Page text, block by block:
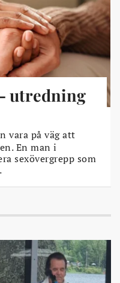
utredning
vara på väg att
En man i
sexövergrepp som